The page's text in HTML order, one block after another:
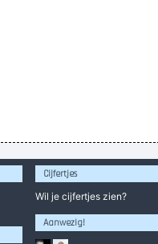
Cijfertjes
Wil je cijfertjes zien?
Aanwezig!